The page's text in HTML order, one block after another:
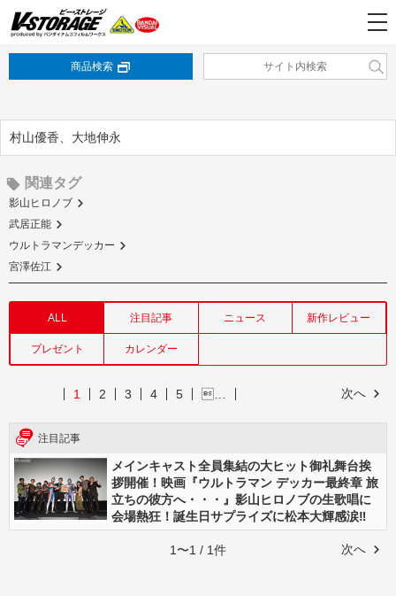
商品検索
村山優香、大地伸永
関連タグ
影山ヒロノブ
武居正能
ウルトラマンデッカー
宮澤佐江
ALL 注目記事 ニュース 新作レビュー
プレゼント カレンダー
次へ
1 2 3 4 5 …
注目記事
メインキャスト全員集結の大ヒット御礼舞台挨
拶開催！映画『ウルトラマン デッカー最終章 旅
立ちの彼方へ・・・』影山ヒロノブの生歌唱に
会場熱狂！誕生日サプライズに松本大輝感涙‼
次へ
1〜1 / 1件